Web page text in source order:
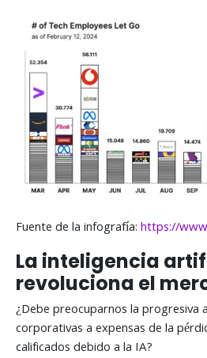
Fuente de la infografía:https://
La inteligencia
revoluciona el
¿Debe preocuparnos la progresiva
corporativas a expensas de la
calificados debido a la IA?